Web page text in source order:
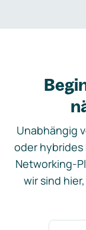
Unabhängig
oder hybrides
Networking-
wir sind